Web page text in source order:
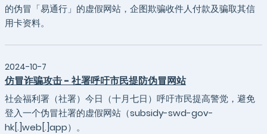
的伪冒「易通行」的虚假网站，企图欺骗收件人付款及骗取其信
用卡资料。
2024-10-7
仿冒诈骗攻击 - 社署呼吁市民提防伪冒网站
社会福利署（社署）今日（十月七日）呼吁市民提高警觉，避免
登入一个伪冒社署的虚假网站（subsidy-swd-gov-
hk[.]web[.]app）。